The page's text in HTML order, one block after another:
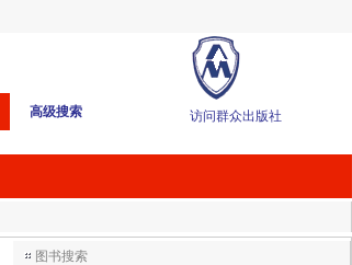
高级搜索 访问群众出版社
图书搜索